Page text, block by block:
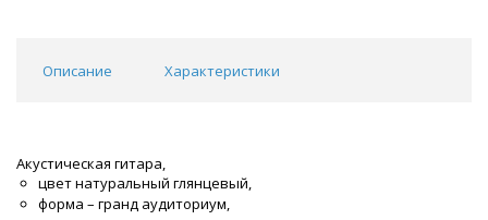
Описание Характеристики
Акустическая гитара,
цвет натуральный глянцевый,
форма – гранд аудиториум,